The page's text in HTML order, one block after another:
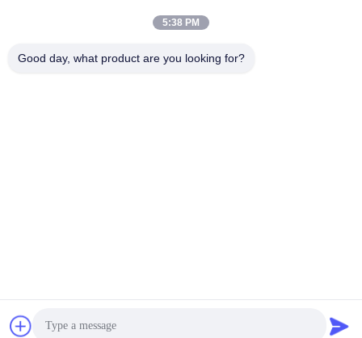
Technology Co., Ltd. . Alle rechten voorbehoudena.
5:38 PM
Good day, what product are you looking for?